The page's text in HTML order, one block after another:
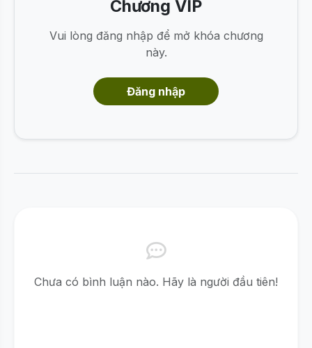
Chương VIP
Vui lòng đăng nhập để mở khóa chương
này.
Đăng nhập
Chưa có bình luận nào. Hãy là người đầu tiên!